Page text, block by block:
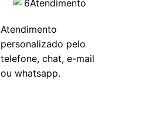
Atendimento
personalizado pelo
telefone, chat, e-mail
ou whatsapp.